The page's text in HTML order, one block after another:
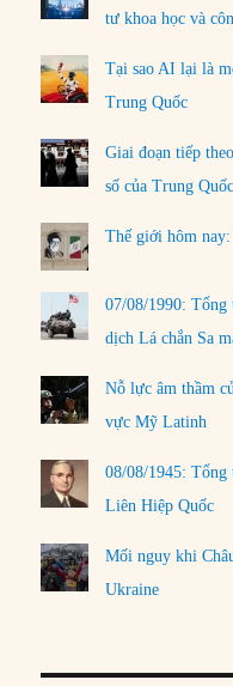
tư khoa học và
Tại sao AI lại là
Trung Quốc
Giai đoạn tiếp
số của Trung Quốc
Thế giới hôm
07/08/1990: Tổng
dịch Lá chắn Sa
Nỗ lực âm thầm
vực Mỹ Latinh
08/08/1945: Tổng
Liên Hiệp Quốc
Mối nguy khi
Ukraine